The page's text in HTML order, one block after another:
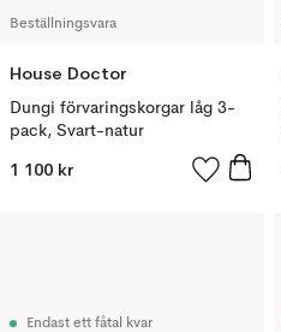
Beställningsvara
House Doctor
Dungi förvaringskorgar låg 3-
pack, Svart-natur
1 100 kr
Endast ett fåtal kvar